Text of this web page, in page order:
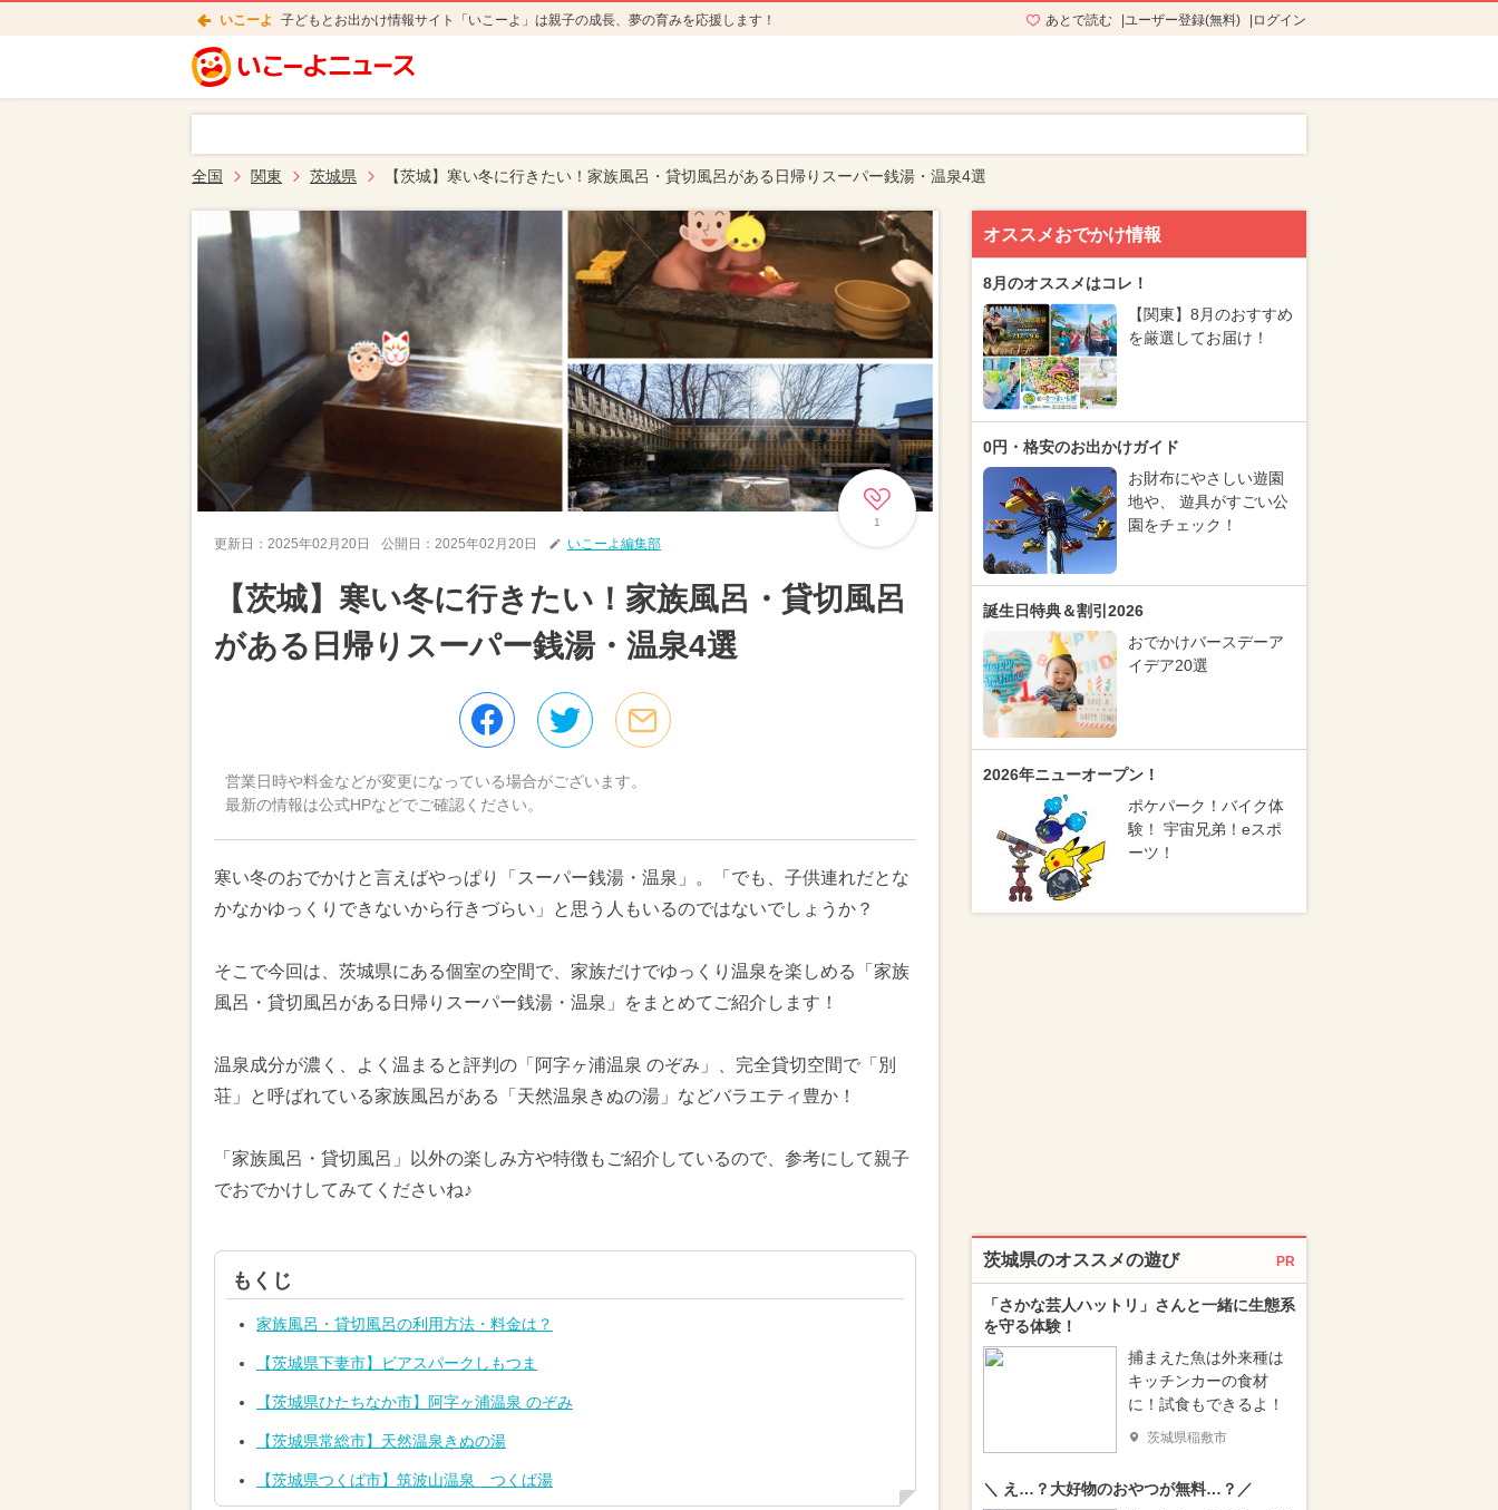
いこーよ 子どもとお出かけ情報サイト「いこーよ」は親子の成長、夢の育みを応援します！ あとで読む ユーザー登録(無料) ログイン
全国 関東 茨城県 【茨城】寒い冬に行きたい！家族風呂・貸切風呂がある日帰りスーパー銭湯・温泉4選
1
更新日： 2025年02月20日 公開日： 2025年02月20日 いこーよ編集部
【茨城】寒い冬に行きたい！家族風呂・貸切風呂
がある日帰りスーパー銭湯・温泉4選
営業日時や料金などが変更になっている場合がございます。
最新の情報は公式HPなどでご確認ください。
寒い冬のおでかけと言えばやっぱり「スーパー銭湯・温泉」。「でも、子供連れだとな
かなかゆっくりできないから行きづらい」と思う人もいるのではないでしょうか？
そこで今回は、茨城県にある個室の空間で、家族だけでゆっくり温泉を楽しめる「家族
風呂・貸切風呂がある日帰りスーパー銭湯・温泉」をまとめてご紹介します！
温泉成分が濃く、よく温まると評判の「阿字ヶ浦温泉 のぞみ」、完全貸切空間で「別
荘」と呼ばれている家族風呂がある「天然温泉きぬの湯」などバラエティ豊か！
「家族風呂・貸切風呂」以外の楽しみ方や特徴もご紹介しているので、参考にして親子
でおでかけしてみてくださいね♪
もくじ
家族風呂・貸切風呂の利用方法・料金は？
【茨城県下妻市】ビアスパークしもつま
【茨城県ひたちなか市】阿字ヶ浦温泉 のぞみ
【茨城県常総市】天然温泉きぬの湯
【茨城県つくば市】筑波山温泉 つくば湯
オススメおでかけ情報
8月のオススメはコレ！
【関東】8月のおすすめ
を厳選してお届け！
0円・格安のお出かけガイド
お財布にやさしい遊園
地や、 遊具がすごい公
園をチェック！
誕生日特典＆割引2026
おでかけバースデーア
イデア20選
2026年ニューオープン！
ポケパーク！バイク体
験！ 宇宙兄弟！eスポ
ーツ！
茨城県のオススメの遊び PR
「さかな芸人ハットリ」さんと一緒に生態系
を守る体験！
捕まえた魚は外来種は
キッチンカーの食材
に！試食もできるよ！
茨城県稲敷市
＼ え…？大好物のおやつが無料…？／